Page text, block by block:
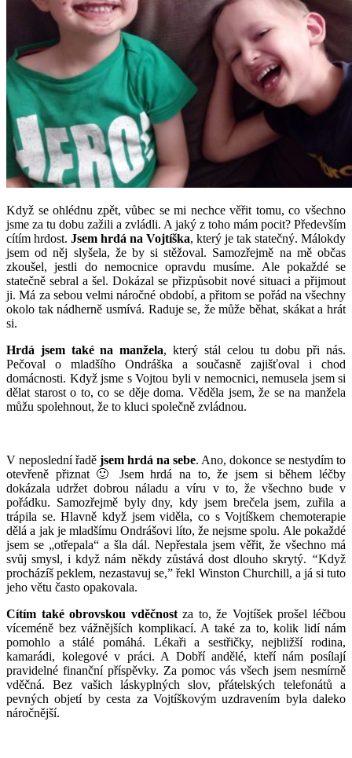
Když se ohlédnu zpět, vůbec se mi nechce věřit tomu, co všechno
jsme za tu dobu zažili a zvládli. A jaký z toho mám pocit? Především
cítím hrdost. Jsem hrdá na Vojtíška, který je tak statečný. Málokdy
jsem od něj slyšela, že by si stěžoval. Samozřejmě na mě občas
zkoušel, jestli do nemocnice opravdu musíme. Ale pokaždé se
statečně sebral a šel. Dokázal se přizpůsobit nové situaci a přijmout
ji. Má za sebou velmi náročné období, a přitom se pořád na všechny
okolo tak nádherně usmívá. Raduje se, že může běhat, skákat a hrát
si.
Hrdá jsem také na manžela, který stál celou tu dobu při nás.
Pečoval o mladšího Ondráška a současně zajišťoval i chod
domácnosti. Když jsme s Vojtou byli v nemocnici, nemusela jsem si
dělat starost o to, co se děje doma. Věděla jsem, že se na manžela
můžu spolehnout, že to kluci společně zvládnou.
V neposlední řadě jsem hrdá na sebe. Ano, dokonce se nestydím to
otevřeně přiznat 🙂 Jsem hrdá na to, že jsem si během léčby
dokázala udržet dobrou náladu a víru v to, že všechno bude v
pořádku. Samozřejmě byly dny, kdy jsem brečela jsem, zuřila a
trápila se. Hlavně když jsem viděla, co s Vojtíškem chemoterapie
dělá a jak je mladšímu Ondrášovi líto, že nejsme spolu. Ale pokaždé
jsem se „otřepala“ a šla dál. Nepřestala jsem věřit, že všechno má
svůj smysl, i když nám někdy zůstává dost dlouho skrytý. “Když
procházíš peklem, nezastavuj se,” řekl Winston Churchill, a já si tuto
jeho větu často opakovala.
Cítím také obrovskou vděčnostza to, že Vojtíšek prošel léčbou
víceméně bez vážnějších komplikací. A také za to, kolik lidí nám
pomohlo a stálé pomáhá. Lékaři a sestřičky, nejbližší rodina,
kamarádi, kolegové v práci. A Dobří andělé, kteří nám posílají
pravidelné finanční příspěvky. Za pomoc vás všech jsem nesmírně
vděčná. Bez vašich láskyplných slov, přátelských telefonátů a
pevných objetí by cesta za Vojtíškovým uzdravením byla daleko
náročnější.